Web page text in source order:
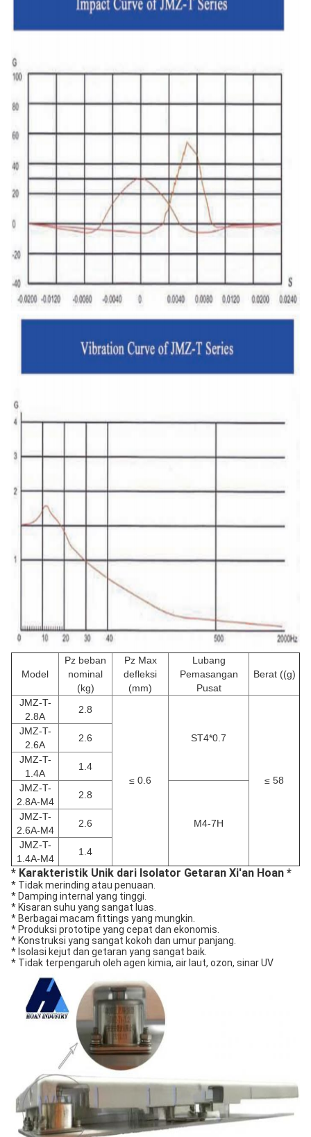
Model
Pz beban
nominal
(kg)
Pz Max
defleksi
(mm)
Lubang
Pemasangan
Pusat
Berat ((g)
JMZ-T-
2.8A
2.8
≤ 0.6
ST4*0.7
≤ 58
JMZ-T-
2.6A
2.6
JMZ-T-
1.4A
1.4
JMZ-T-
2.8A-M4
2.8
M4-7H
JMZ-T-
2.6A-M4
2.6
JMZ-T-
1.4A-M4
1.4
* Karakteristik Unik dari Isolator Getaran Xi'an Hoan *
* Tidak merinding atau penuaan.
* Damping internal yang tinggi.
* Kisaran suhu yang sangat luas.
* Berbagai macam fittings yang mungkin.
* Produksi prototipe yang cepat dan ekonomis.
* Konstruksi yang sangat kokoh dan umur panjang.
* Isolasi kejut dan getaran yang sangat baik.
* Tidak terpengaruh oleh agen kimia, air laut, ozon, sinar UV